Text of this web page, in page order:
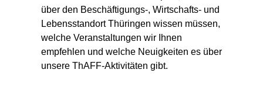
über den Beschäftigungs-, Wirtschafts- und
Lebensstandort Thüringen wissen müssen,
welche Veranstaltungen wir Ihnen
empfehlen und welche Neuigkeiten es über
unsere ThAFF-Aktivitäten gibt.